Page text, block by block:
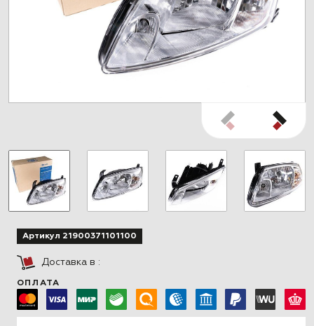
Артикул 21900371101100
Доставка в :
ОПЛАТА